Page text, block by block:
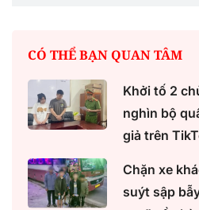
CÓ THỂ BẠN QUAN TÂM
Khởi tố 2
nghìn bộ
giả trên
Chặn xe
suýt sập